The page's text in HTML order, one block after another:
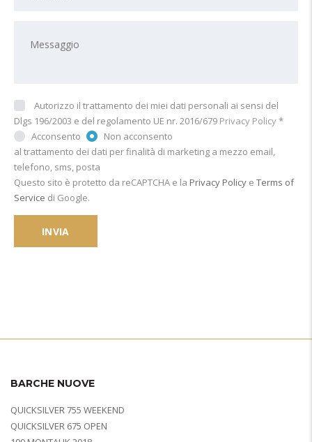
Autorizzo il trattamento dei miei dati personali ai sensi del
Dlgs 196/2003 e del regolamento UE nr. 2016/679 Privacy Policy *
Acconsento
Non acconsento
al trattamento dei dati per finalità di marketing a mezzo email,
telefono, sms, posta
Questo sito è protetto da reCAPTCHA e la Privacy Policy e Terms of
Service di Google.
BARCHE NUOVE
QUICKSILVER 755 WEEKEND
QUICKSILVER 675 OPEN